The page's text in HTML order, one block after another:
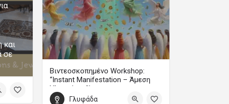
και
σε
Βιντεοσκοπημένο Workshop:
“Instant Manifestation – Άμεση
Υλοποίηση”!
Γλυφάδα